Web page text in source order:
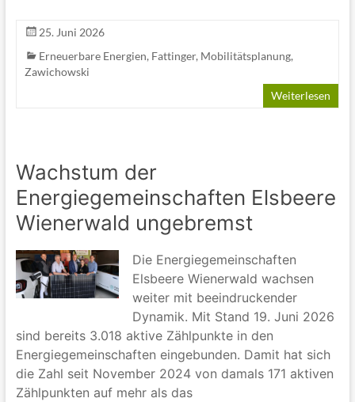
25. Juni 2026
Erneuerbare Energien, Fattinger, Mobilitätsplanung,
Zawichowski
Weiterlesen
Wachstum der
Energiegemeinschaften Elsbeere
Wienerwald ungebremst
Die Energiegemeinschaften
Elsbeere Wienerwald wachsen
weiter mit beeindruckender
Dynamik. Mit Stand 19. Juni 2026
sind bereits 3.018 aktive Zählpunkte in den
Energiegemeinschaften eingebunden. Damit hat sich
die Zahl seit November 2024 von damals 171 aktiven
Zählpunkten auf mehr als das